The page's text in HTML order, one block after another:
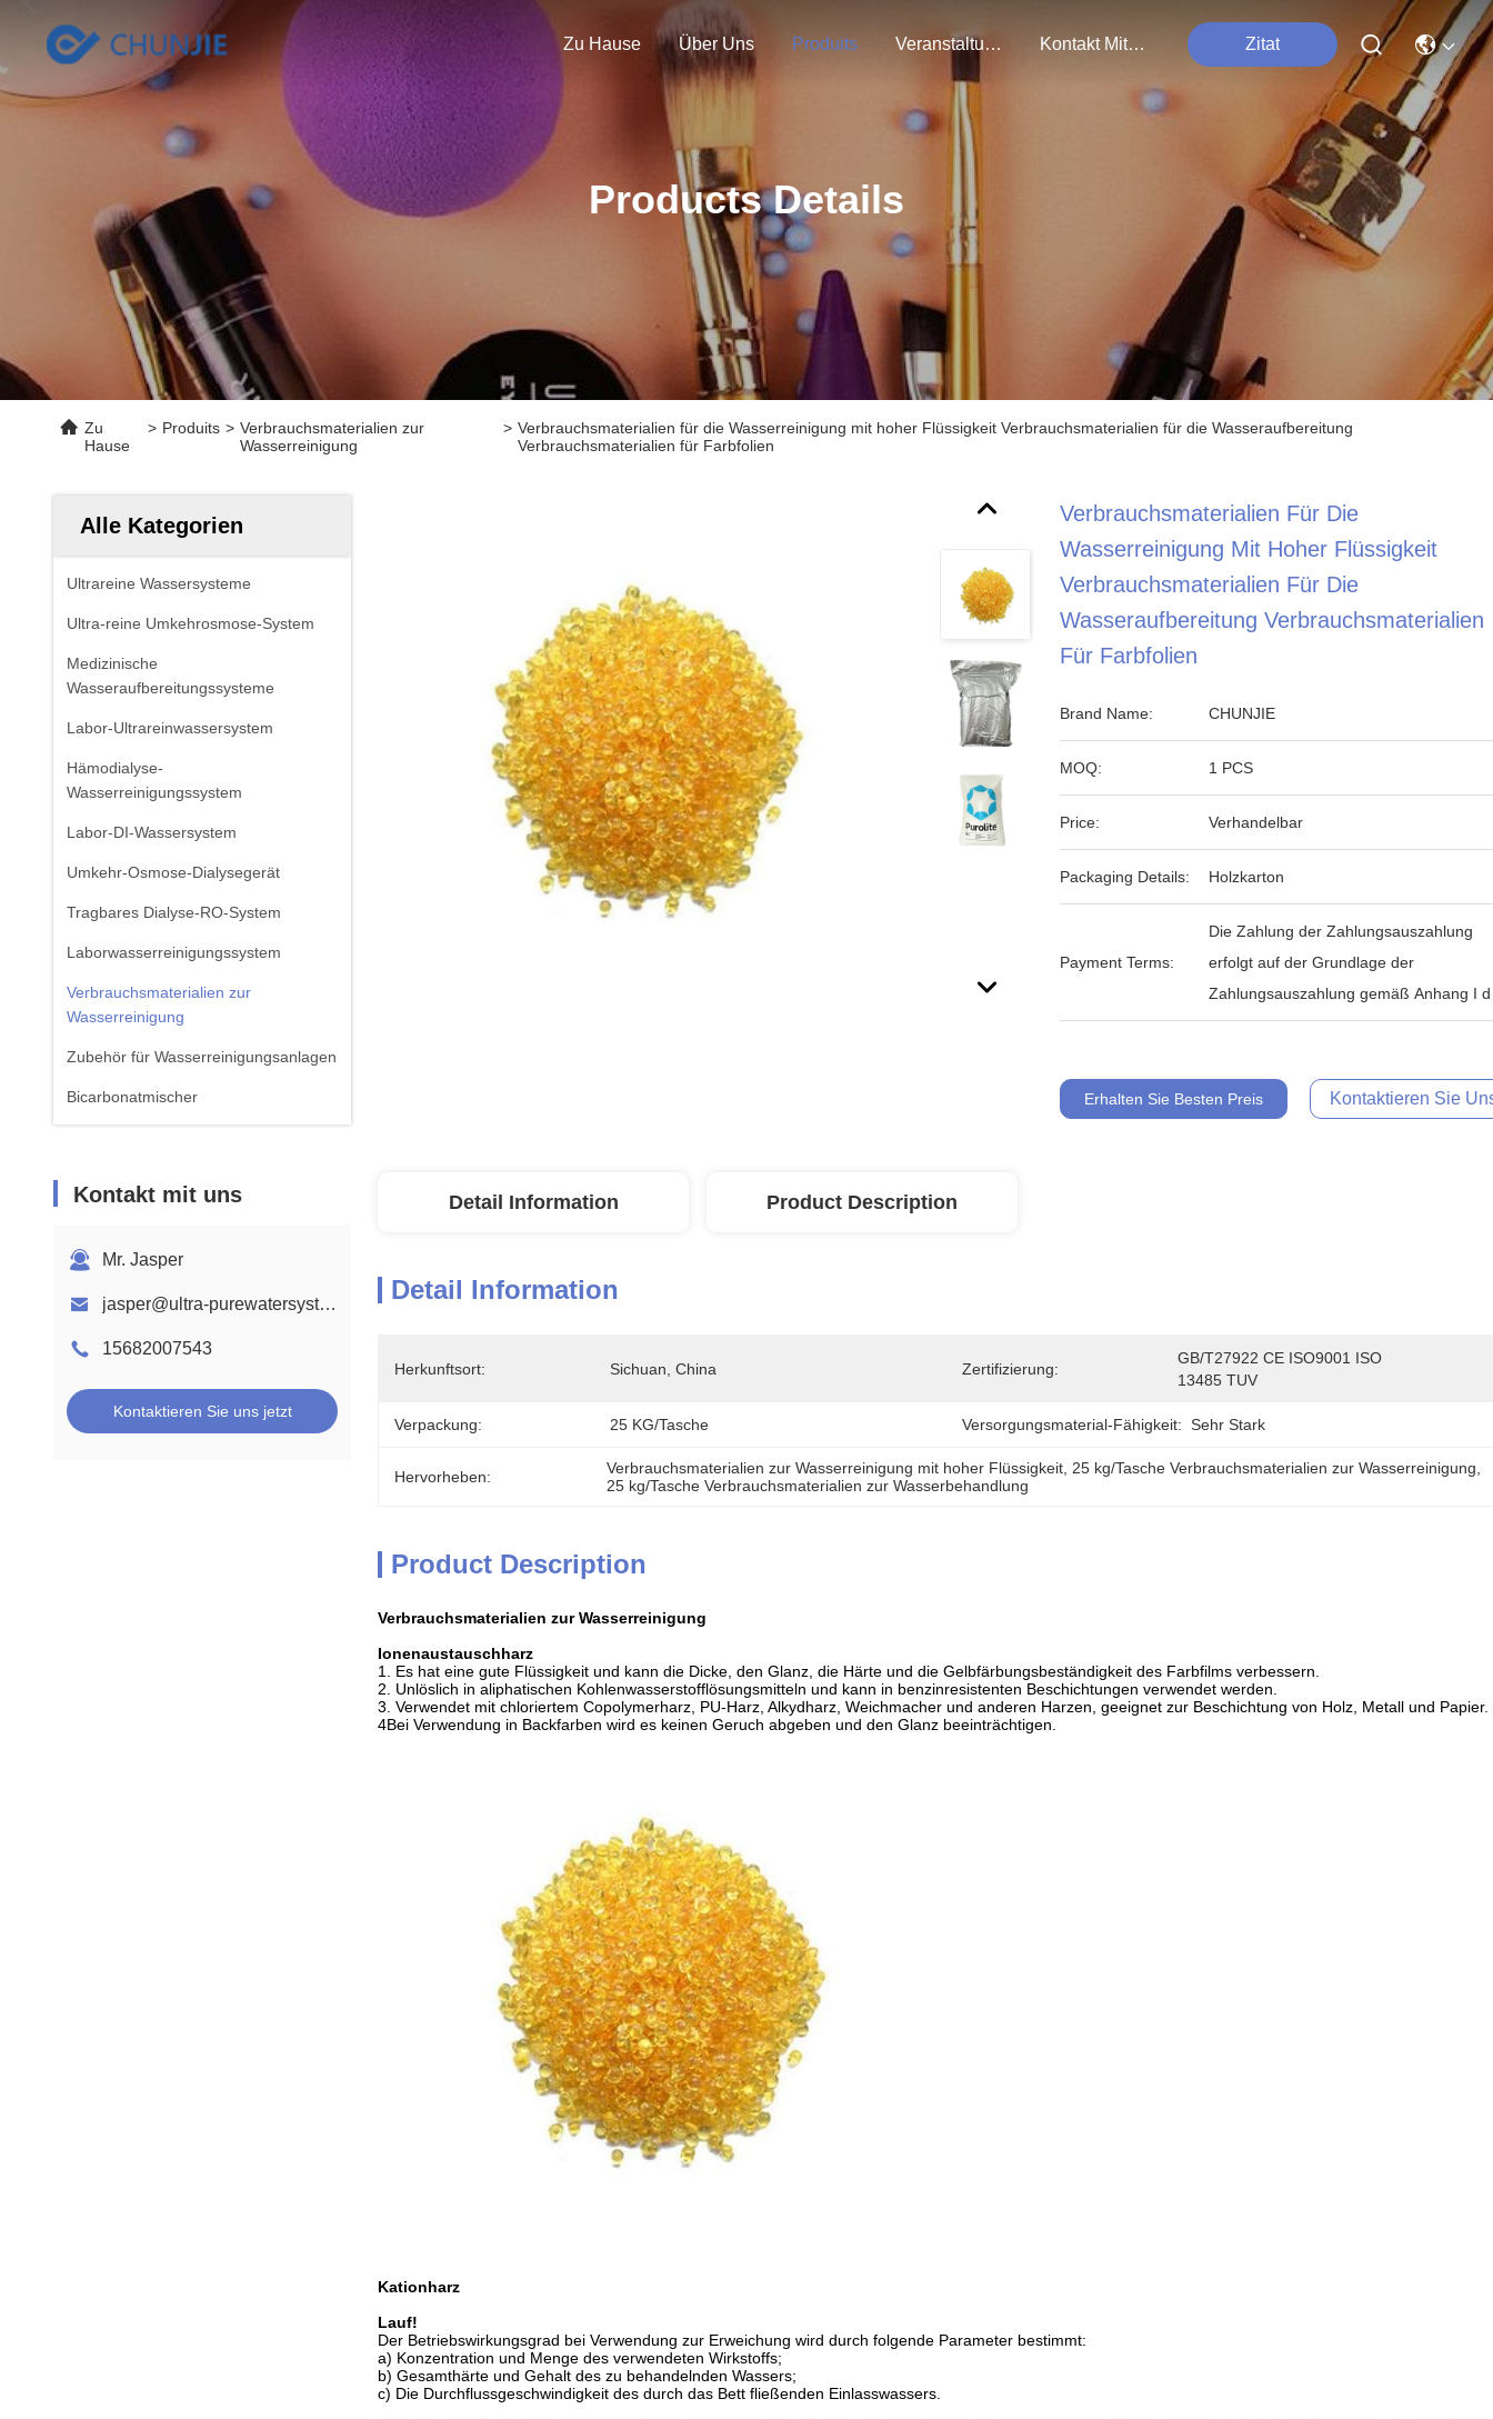
Zu Hause Über Uns Produits Veranstaltungen Kontakt Mit Uns Zitat
Products Details
Zu
Hause
> Produits > Verbrauchsmaterialien zur
Wasserreinigung
> Verbrauchsmaterialien für die Wasserreinigung mit hoher Flüssigkeit Verbrauchsmaterialien für die Wasseraufbereitung
Verbrauchsmaterialien für Farbfolien
Alle Kategorien
Ultrareine Wassersysteme
Ultra-reine Umkehrosmose-System
Medizinische
Wasseraufbereitungssysteme
Labor-Ultrareinwassersystem
Hämodialyse-
Wasserreinigungssystem
Labor-DI-Wassersystem
Umkehr-Osmose-Dialysegerät
Tragbares Dialyse-RO-System
Laborwasserreinigungssystem
Verbrauchsmaterialien zur
Wasserreinigung
Zubehör für Wasserreinigungsanlagen
Bicarbonatmischer
Kontakt mit uns
Mr. Jasper
jasper@ultra-purewatersystem.com
15682007543
Kontaktieren Sie uns jetzt
Verbrauchsmaterialien Für Die
Wasserreinigung Mit Hoher Flüssigkeit
Verbrauchsmaterialien Für Die
Wasseraufbereitung Verbrauchsmaterialien
Für Farbfolien
Brand Name: CHUNJIE
MOQ: 1 PCS
Price: Verhandelbar
Packaging Details: Holzkarton
Payment Terms:
Die Zahlung der Zahlungsauszahlung
erfolgt auf der Grundlage der
Zahlungsauszahlung gemäß Anhang I d
Erhalten Sie Besten Preis Kontaktieren Sie
Detail Information Product Description
Detail Information
Herkunftsort: Sichuan, China Zertifizierung:
GB/T27922 CE ISO9001 ISO
13485 TUV
Verpackung: 25 KG/Tasche Versorgungsmaterial-Fähigkeit: Sehr Stark
Hervorheben: Verbrauchsmaterialien zur Wasserreinigung mit hoher Flüssigkeit 25 kg/Tasche Verbrauchsmaterialien zur Wasserreinigung
25 kg/Tasche Verbrauchsmaterialien zur Wasserbehandlung
Product Description
Verbrauchsmaterialien zur Wasserreinigung
Ionenaustauschharz
1. Es hat eine gute Flüssigkeit und kann die Dicke, den Glanz, die Härte und die Gelbfärbungsbeständigkeit des Farbfilms verbessern.
2. Unlöslich in aliphatischen Kohlenwasserstofflösungsmitteln und kann in benzinresistenten Beschichtungen verwendet werden.
3. Verwendet mit chloriertem Copolymerharz, PU-Harz, Alkydharz, Weichmacher und anderen Harzen, geeignet zur Beschichtung von Holz, Metall und Papier.
4Bei Verwendung in Backfarben wird es keinen Geruch abgeben und den Glanz beeinträchtigen.
Kationharz
Lauf!
Der Betriebswirkungsgrad bei Verwendung zur Erweichung wird durch folgende Parameter bestimmt:
a) Konzentration und Menge des verwendeten Wirkstoffs;
b) Gesamthärte und Gehalt des zu behandelnden Wassers;
c) Die Durchflussgeschwindigkeit des durch das Bett fließenden Einlasswassers.